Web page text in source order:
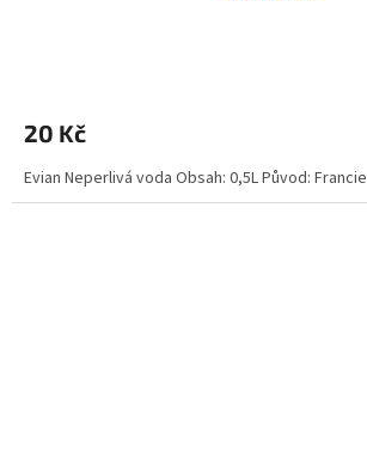
20 Kč
Evian Neperlivá voda Obsah: 0,5L Původ: Francie